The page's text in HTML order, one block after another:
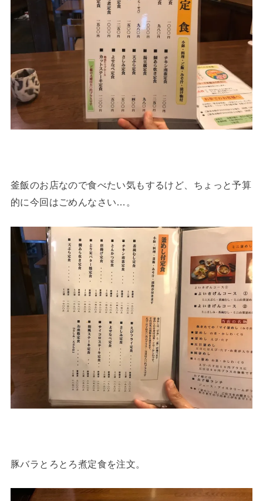
釜飯のお店なので食べたい気もするけど、ちょっと予算
的に今回はごめんなさい…。
豚バラとろとろ煮定食を注文。